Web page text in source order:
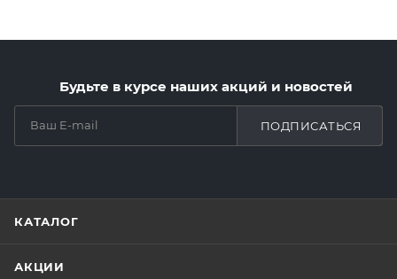
Будьте в курсе наших акций и новостей
ПОДПИСАТЬСЯ
КАТАЛОГ
АКЦИИ